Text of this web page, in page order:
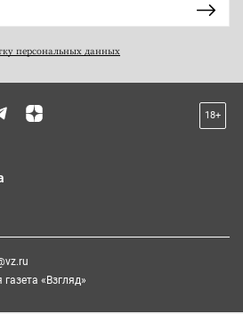
персональных данных
18+
«Взгляд»